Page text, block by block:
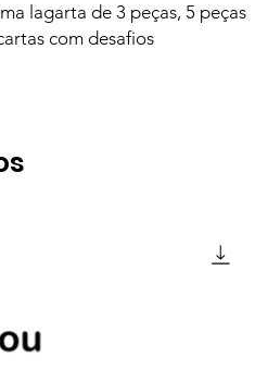
lagarta de 3 peças, 5 peças
com desafios